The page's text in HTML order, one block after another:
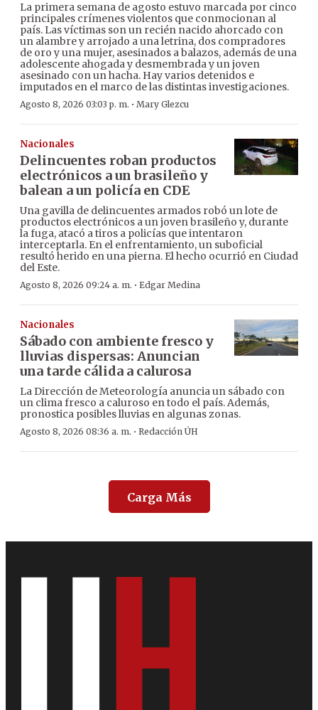
La primera semana de agosto estuvo marcada por cinco
principales crímenes violentos que conmocionan al
país. Las víctimas son un recién nacido ahorcado con
un alambre y arrojado a una letrina, dos compradores
de oro y una mujer, asesinados a balazos, además de una
adolescente ahogada y desmembrada y un joven
asesinado con un hacha. Hay varios detenidos e
imputados en el marco de las distintas investigaciones.
Agosto 8, 2026 03:03 p. m. · Mary Glezcu
Nacionales
Delincuentes roban productos
electrónicos a un brasileño y
balean a un policía en CDE
Una gavilla de delincuentes armados robó un lote de
productos electrónicos a un joven brasileño y, durante
la fuga, atacó a tiros a policías que intentaron
interceptarla. En el enfrentamiento, un suboficial
resultó herido en una pierna. El hecho ocurrió en Ciudad
del Este.
Agosto 8, 2026 09:24 a. m. · Edgar Medina
Nacionales
Sábado con ambiente fresco y
lluvias dispersas: Anuncian
una tarde cálida a calurosa
La Dirección de Meteorología anuncia un sábado con
un clima fresco a caluroso en todo el país. Además,
pronostica posibles lluvias en algunas zonas.
Agosto 8, 2026 08:36 a. m. · Redacción ÚH
Carga Más